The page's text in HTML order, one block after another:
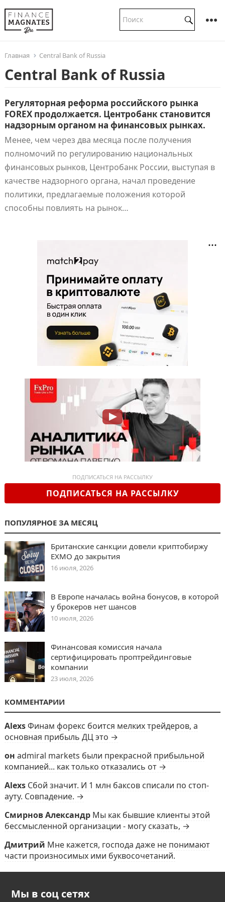
Главная Central Bank of Russia
Central Bank of Russia
Регуляторная реформа российского рынка
FOREX продолжается. Центробанк становится
надзорным органом на финансовых рынках.
Менее, чем через два месяца после получения
полномочий по регулированию национальных
финансовых рынков, Центробанк России, выступая в
качестве надзорного органа, начал проведение
политики, предлагаемые положения которой
способны повлиять на рынок…
ПОДПИСАТЬСЯ НА РАССЫЛКУ
ПОДПИСАТЬСЯ НА РАССЫЛКУ
ПОПУЛЯРНОЕ ЗА МЕСЯЦ
Британские санкции довели криптобиржу
EXMO до закрытия
16 июля, 2026
В Европе началась война бонусов, в которой
у брокеров нет шансов
10 июля, 2026
Финансовая комиссия начала
сертифицировать проптрейдинговые
компании
23 июля, 2026
КОММЕНТАРИИ
AlexsФинам форекс боится мелких трейдеров, а
основная прибыль ДЦ это →
он admiral markets были прекрасной прибыльной
компанией... как только отказались от →
Alexs Сбой значит. И 1 млн баксов списали по стоп-
ауту. Совпадение. →
Смирнов Александр Мы как бывшие клиенты этой
бессмысленной организации - могу сказать, →
Дмитрий Мне кажется, господа даже не понимают
части произносимых ими буквосочетаний.
Мы в соц сетях